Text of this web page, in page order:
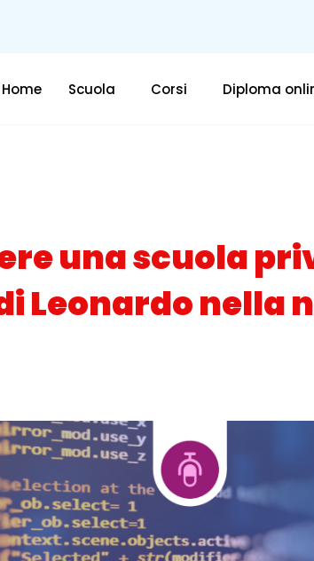
Home Scuola Corsi Diploma
una scuola
Leonardo nella